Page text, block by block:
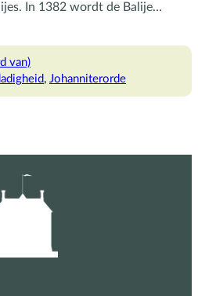
In 1382 wordt de Balije…
van)
, Johanniterorde